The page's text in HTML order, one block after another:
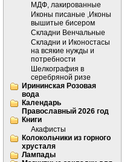
МДФ, лакированные
Иконы писаные ,Иконы
вышитые бисером
Складни Венчальные
Складни и Иконостасы
на всякие нужды и
потребности
Шелкография в
серебряной ризе
Ирининская Розовая
вода
Календарь
Православный 2026 год
Книги
Акафисты
Колокольчики из горного
хрусталя
Лампады